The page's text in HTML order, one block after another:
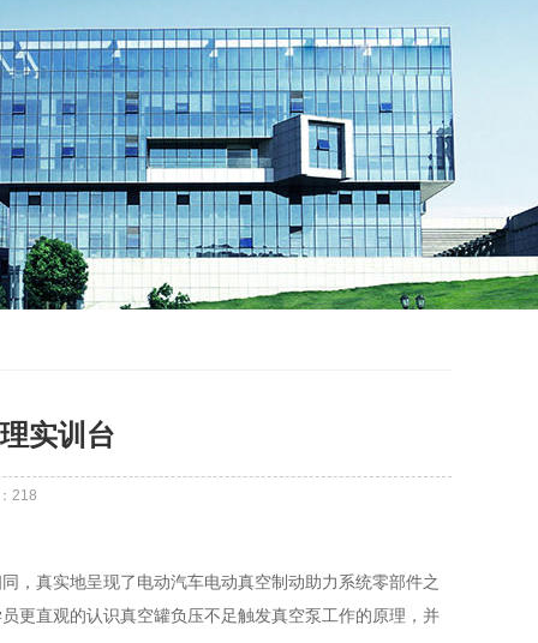
实训台
218
，真实地呈现了电动汽车电动真空制动助力系统零部件之
更直观的认识真空罐负压不足触发真空泵工作的原理，并